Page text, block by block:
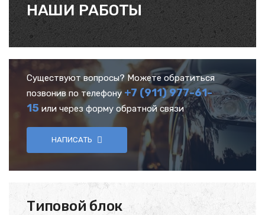
НАШИ РАБОТЫ
Существуют вопросы? Можете обратиться
позвонив по телефону +7 (911) 977-61-
15 или через форму обратной связи
НАПИСАТЬ
Типовой блок